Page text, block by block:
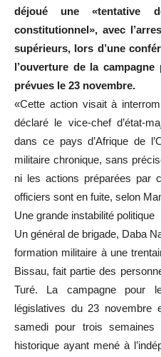
déjoué une «tentative
constitutionnel», avec
supérieurs, lors d’une
l’ouverture de la
prévues le 23 novembre.
«Cette action visait à
déclaré le vice-chef d’état-
dans ce pays d’Afrique de
militaire chronique, sans
ni les actions préparées par
officiers sont en fuite, selon
Une grande instabilité politique
Un général de brigade, Daba
formation militaire à une
Bissau, fait partie des
Turé. La campagne pour
législatives du 23 novembre
samedi pour trois semaines
historique ayant mené à